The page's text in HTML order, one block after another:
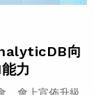
向
力